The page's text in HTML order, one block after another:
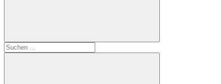
Suchen
nach: